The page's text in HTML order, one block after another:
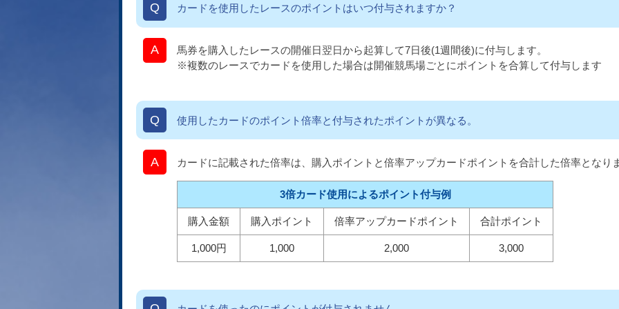
カードを使用したレースのポイントはいつ付与されますか？
馬券を購入したレースの開催日翌日から起算して7日後(1週間後)に付与します。
※複数のレースでカードを使用した場合は開催競馬場ごとにポイントを合算して付与します
使用したカードのポイント倍率と付与されたポイントが異なる。
カードに記載された倍率は、購入ポイントと倍率アップカードポイントを合計した倍率となり
3倍カード使用によるポイント付与例
購入金額 購入 ポイント 倍率アップカードポイント 合計ポイント
1,000円 1,000 2,000 3,000